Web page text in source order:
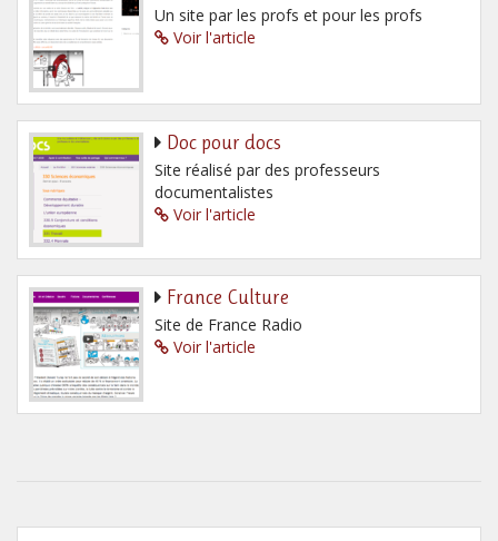
Un site par les profs et pour les profs
Voir l'article
Doc pour docs
Site réalisé par des professeurs
documentalistes
Voir l'article
France Culture
Site de France Radio
Voir l'article